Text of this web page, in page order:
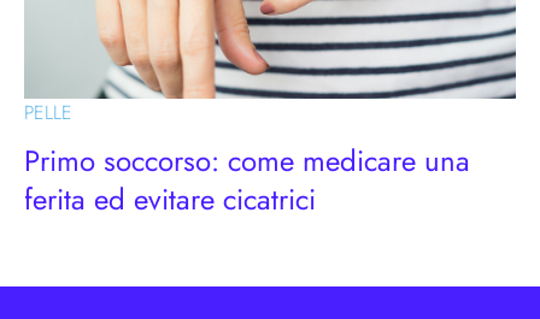
PELLE
Primo soccorso: come medicare una
ferita ed evitare cicatrici